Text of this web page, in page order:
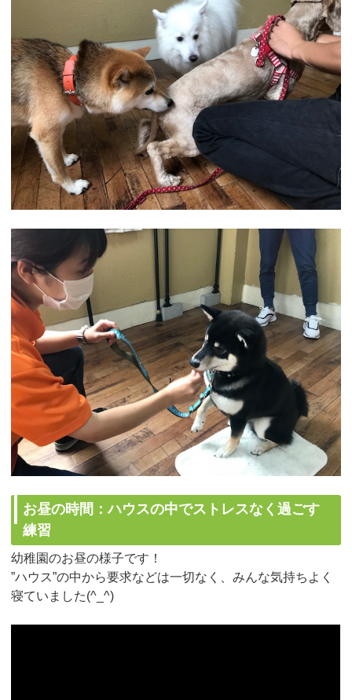
お昼の時間：ハウスの中でストレスなく過ごす
練習
幼稚園のお昼の様子です！
”ハウス”の中から要求などは一切なく、みんな気持ちよく
寝ていました(^_^)